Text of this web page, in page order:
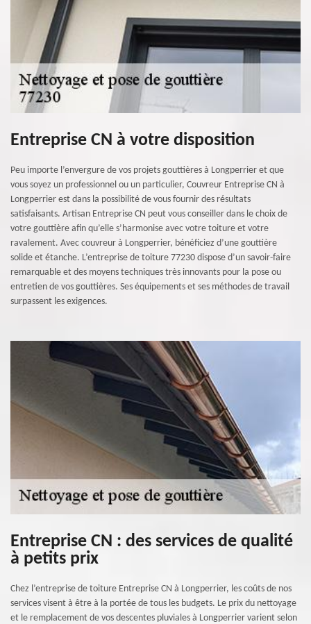
Entreprise CN à votre disposition
Peu importe l’envergure de vos projets gouttières à Longperrier et que
vous soyez un professionnel ou un particulier, Couvreur Entreprise CN à
Longperrier est dans la possibilité de vous fournir des résultats
satisfaisants. Artisan Entreprise CN peut vous conseiller dans le choix de
votre gouttière afin qu’elle s’harmonise avec votre toiture et votre
ravalement. Avec couvreur à Longperrier, bénéficiez d’une gouttière
solide et étanche. L’entreprise de toiture 77230 dispose d’un savoir-faire
remarquable et des moyens techniques très innovants pour la pose ou
entretien de vos gouttières. Ses équipements et ses méthodes de travail
surpassent les exigences.
Entreprise CN : des services de qualité
à petits prix
Chez l’entreprise de toiture Entreprise CN à Longperrier, les coûts de nos
services visent à être à la portée de tous les budgets. Le prix du nettoyage
et le remplacement de vos descentes pluviales à Longperrier varient selon